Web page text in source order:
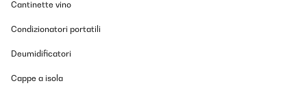
ANTWORT
Hallo Silvia,
Vielen Dank für Ihr ausführliches Feedback und dass Sie sich für
Design und Preis gefallen. Es tut uns jedoch sehr leid, dass das
Cantinette vino
Condizionatori portatili
Deumidificatori
Cappe a isola